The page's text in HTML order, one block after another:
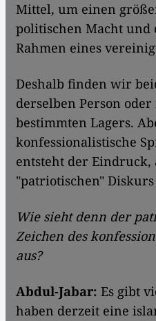
Mittel, um einen
politischen Macht und
Rahmen eines
Deshalb finden wir
derselben Person
bestimmten Lagers.
konfessionalistische
entsteht der Eindruck,
"patriotischen"
Wie sieht denn der
Zeichen des
aus?
Abdul-Jabar: Es gibt
haben derzeit eine